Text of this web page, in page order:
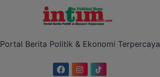
Portal Berita Politik & Ekonomi Terpercaya